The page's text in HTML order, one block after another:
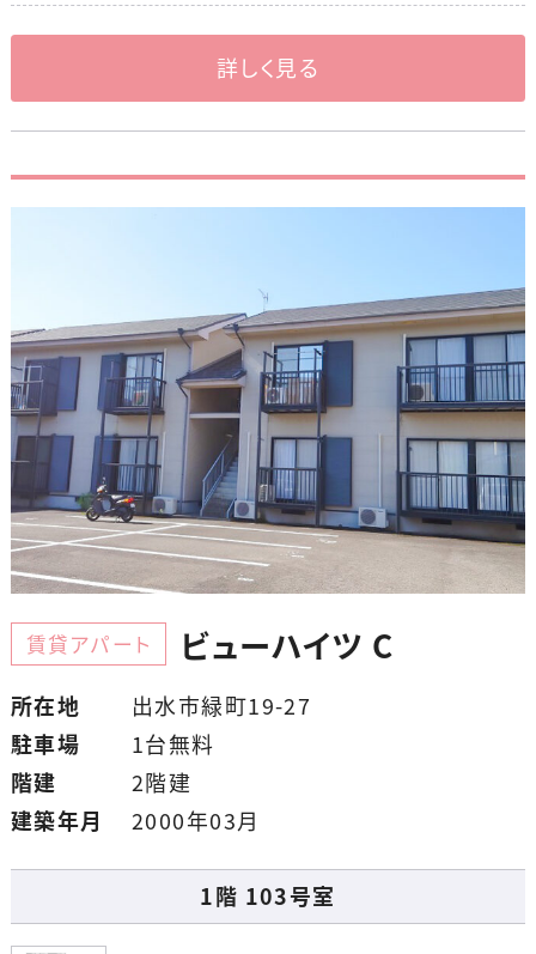
詳しく見る
賃貸アパート ビューハイツ C
所在地
出水市緑町19-27
駐車場
1台無料
階建
2階建
建築年月
2000年03月
1階 103号室